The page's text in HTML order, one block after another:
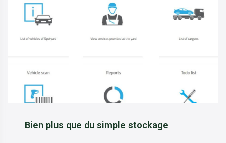
Bien plus que du simple stockage